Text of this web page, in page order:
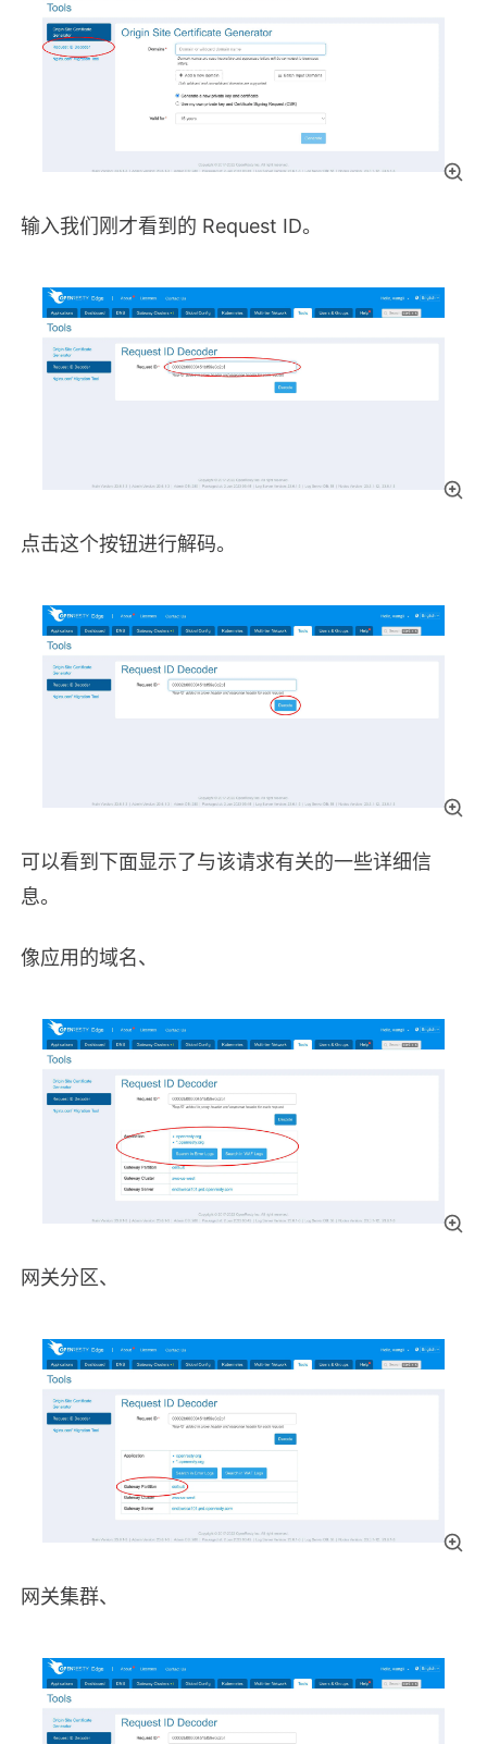
输入我们刚才看到的 Request ID。
点击这个按钮进行解码。
可以看到下面显示了与该请求有关的一些详细信
息。
像应用的域名、
网关分区、
网关集群、